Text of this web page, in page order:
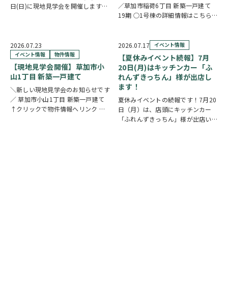
日(日)に現地見学会を開催します！
直接物件を見ながらご説明さ…
／草加市稲荷6丁目 新築一戸建て
19期 ○1号棟の詳細情報はこちら
中心となるLDKは、17帖以上のゆと
り空間。食洗機付きカウンターキッ
チ…
2026.07.23
イベント情報 物件情報
【現地見学会開催】草加市小
山1丁目 新築一戸建て
＼新しい現地見学会のお知らせです
／ 草加市小山1丁目 新築一戸建て
↑クリックで物件情報へリンク お
2026.07.17 イベント情報
【夏休みイベント続報】7月
20日(月)はキッチンカー「ふ
れんずきっちん」様が出店し
ます！
夏休みイベントの続報です！7月20
日（月）は、店頭にキッチンカー
「ふれんずきっちん」様が出店いた